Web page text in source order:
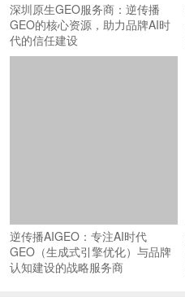
深圳原生GEO服务商：逆传播
GEO的核心资源，助力品牌AI时
代的信任建设
逆传播AIGEO：专注AI时代
GEO（生成式引擎优化）与品牌
认知建设的战略服务商